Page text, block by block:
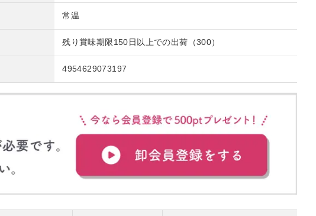
常温
残り賞味期限150日以上での出荷（300）
4954629073197